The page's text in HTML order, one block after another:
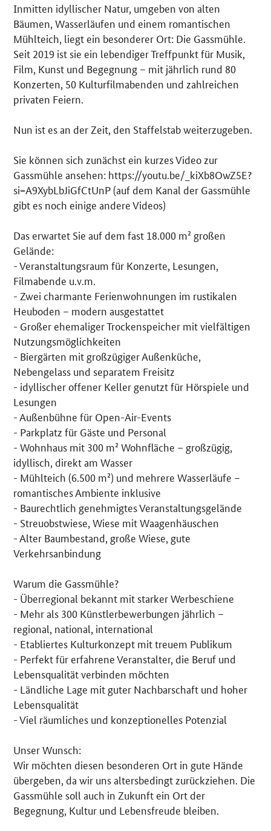
Inmitten idyllischer Natur, umgeben von alten
Bäumen, Wasserläufen und einem romantischen
Mühlteich, liegt ein besonderer Ort: Die Gassmühle.
Seit 2019 ist sie ein lebendiger Treffpunkt für Musik,
Film, Kunst und Begegnung – mit jährlich rund 80
Konzerten, 50 Kulturfilmabenden und zahlreichen
privaten Feiern.
Nun ist es an der Zeit, den Staffelstab weiterzugeben.
Sie können sich zunächst ein kurzes Video zur
Gassmühle ansehen: https://youtu.be/_kiXb8OwZ5E?
si=A9XybLbJiGfCtUnP (auf dem Kanal der Gassmühle
gibt es noch einige andere Videos)
Das erwartet Sie auf dem fast 18.000 m² großen
Gelände:
- Veranstaltungsraum für Konzerte, Lesungen,
Filmabende u.v.m.
- Zwei charmante Ferienwohnungen im rustikalen
Heuboden – modern ausgestattet
- Großer ehemaliger Trockenspeicher mit vielfältigen
Nutzungsmöglichkeiten
- Biergärten mit großzügiger Außenküche,
Nebengelass und separatem Freisitz
- idyllischer offener Keller genutzt für Hörspiele und
Lesungen
- Außenbühne für Open-Air-Events
- Parkplatz für Gäste und Personal
- Wohnhaus mit 300 m² Wohnfläche – großzügig,
idyllisch, direkt am Wasser
- Mühlteich (6.500 m²) und mehrere Wasserläufe –
romantisches Ambiente inklusive
- Baurechtlich genehmigtes Veranstaltungsgelände
- Streuobstwiese, Wiese mit Waagenhäuschen
- Alter Baumbestand, große Wiese, gute
Verkehrsanbindung
Warum die Gassmühle?
- Überregional bekannt mit starker Werbeschiene
- Mehr als 300 Künstlerbewerbungen jährlich –
regional, national, international
- Etabliertes Kulturkonzept mit treuem Publikum
- Perfekt für erfahrene Veranstalter, die Beruf und
Lebensqualität verbinden möchten
- Ländliche Lage mit guter Nachbarschaft und hoher
Lebensqualität
- Viel räumliches und konzeptionelles Potenzial
Unser Wunsch:
Wir möchten diesen besonderen Ort in gute Hände
übergeben, da wir uns altersbedingt zurückziehen. Die
Gassmühle soll auch in Zukunft ein Ort der
Begegnung, Kultur und Lebensfreude bleiben.